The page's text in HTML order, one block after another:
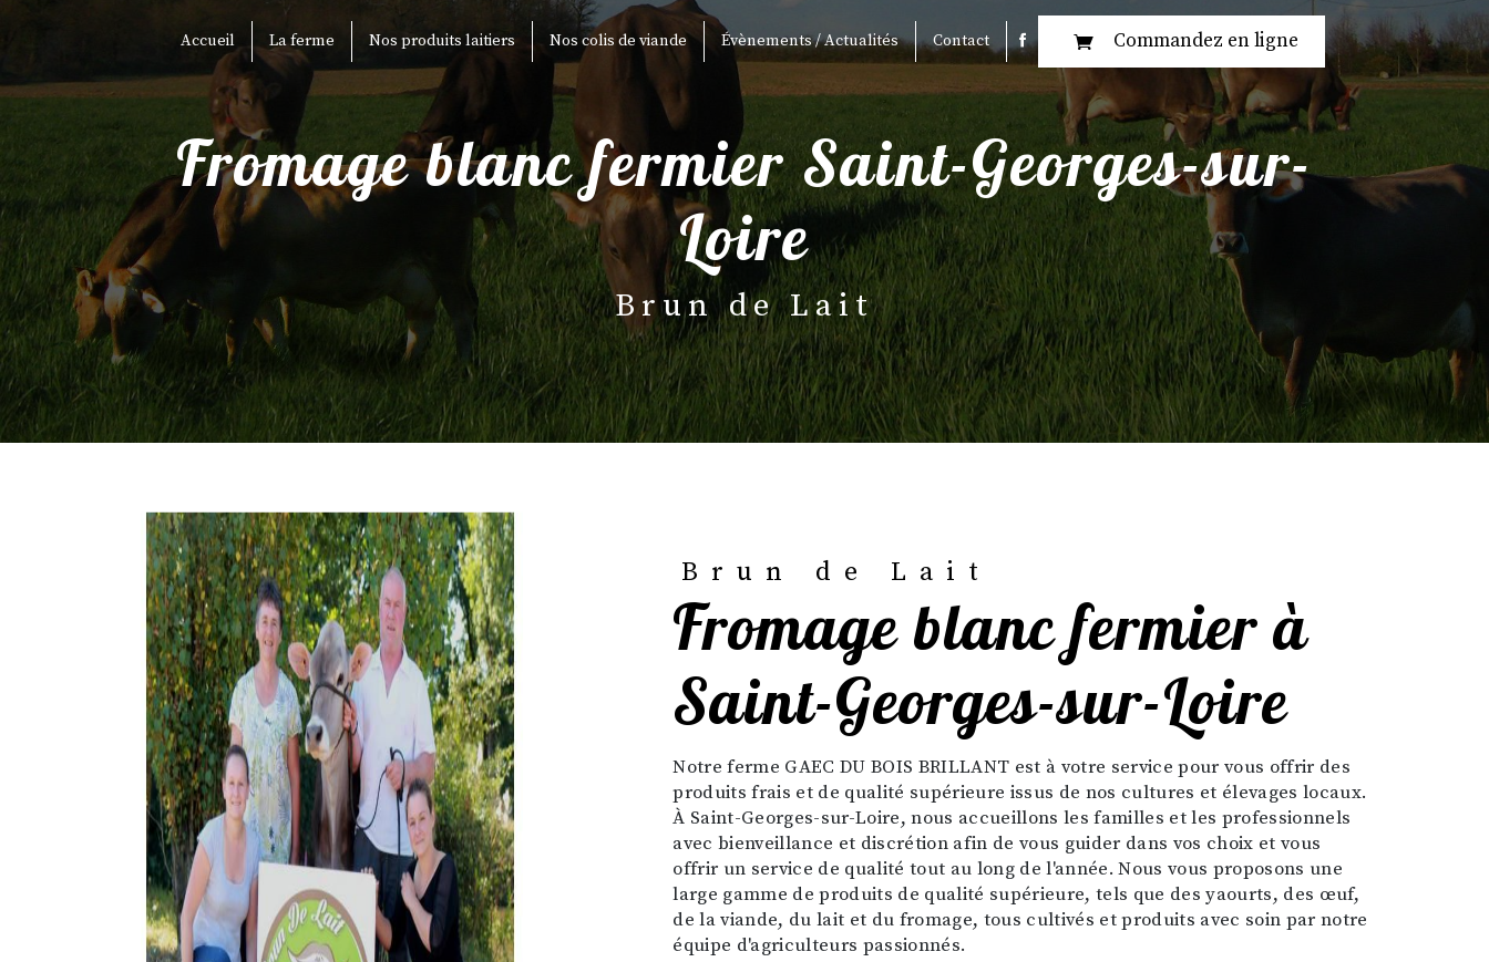
Accueil La ferme Nos produits laitiers Nos colis de viande Évènements / Actualités Contact Commandez en ligne
fromage blanc fermier Saint-Georges-sur-
Loire
Brun de Lait
Brun de Lait
fromage blanc fermier à
Saint-Georges-sur-Loire
Notre ferme GAEC DU BOIS BRILLANT est à votre service pour vous offrir des
produits frais et de qualité supérieure issus de nos cultures et élevages locaux.
À Saint-Georges-sur-Loire, nous accueillons les familles et les professionnels
avec bienveillance et discrétion afin de vous guider dans vos choix et vous
offrir un service de qualité tout au long de l'année. Nous vous proposons une
large gamme de produits de qualité supérieure, tels que des yaourts, des œuf,
de la viande, du lait et du fromage, tous cultivés et produits avec soin par notre
équipe d'agriculteurs passionnés.